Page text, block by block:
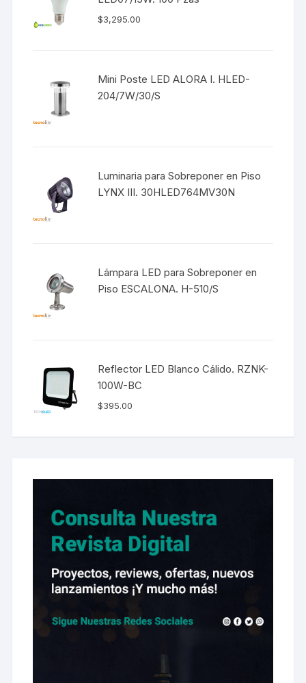
$3,295.00
Mini Poste LED ALORA I. HLED-
204/7W/30/S
Luminaria para Sobreponer en Piso
LYNX III. 30HLED764MV30N
Lámpara LED para Sobreponer en
Piso ESCALONA. H-510/S
Reflector LED Blanco Cálido. RZNK-
100W-BC
$395.00